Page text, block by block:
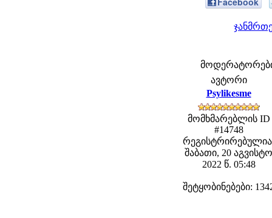
მოდერატორები:
ავტორი
Psylikesme
მომხმარებლის ID
#14748
შაბათი, 20 აგვისტო
2022 წ. 05:48
შეტყობინებები: